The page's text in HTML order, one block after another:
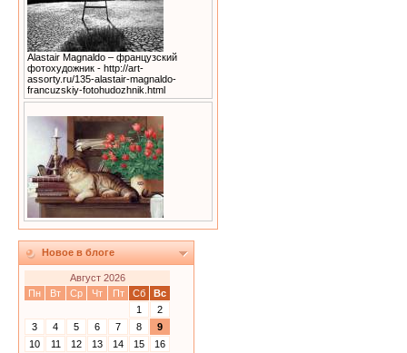
Alastair Magnaldo – французский
фотохудожник - http://art-
assorty.ru/135-alastair-magnaldo-
francuzskiy-fotohudozhnik.html
Новое в блоге
Август 2026
Пн
Вт Ср Чт Пт Сб
Вс
1
2
3
4 5 6 7 8
9
10
11 12 13 14 15
16